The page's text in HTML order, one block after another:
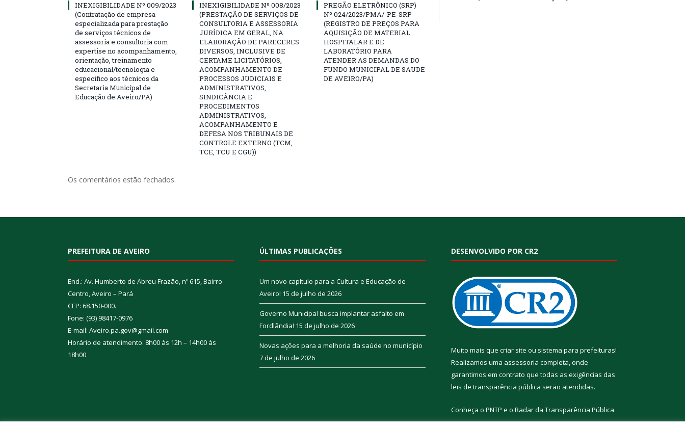
INEXIGIBILIDADE Nº 009/2023
(Contratação de empresa
especializada para prestação
de serviços técnicos de
assessoria e consultoria com
expertise no acompanhamento,
orientação, treinamento
educacional/tecnologia e
especifico aos técnicos da
Secretaria Municipal de
Educação de Aveiro/PA)
INEXIGIBILIDADE Nº 008/2023
(PRESTAÇÃO DE SERVIÇOS DE
CONSULTORIA E ASSESSORIA
JURÍDICA EM GERAL, NA
ELABORAÇÃO DE PARECERES
DIVERSOS, INCLUSIVE DE
CERTAME LICITATÓRIOS,
ACOMPANHAMENTO DE
PROCESSOS JUDICIAIS E
ADMINISTRATIVOS,
SINDICÂNCIA E
PROCEDIMENTOS
ADMINISTRATIVOS,
ACOMPANHAMENTO E
DEFESA NOS TRIBUNAIS DE
CONTROLE EXTERNO (TCM,
TCE, TCU E CGU))
PREGÃO ELETRÔNICO (SRP)
Nº 024/2023/PMA/-PE-SRP
(REGISTRO DE PREÇOS PARA
AQUISIÇÃO DE MATERIAL
HOSPITALAR E DE
LABORATÓRIO PARA
ATENDER AS DEMANDAS DO
FUNDO MUNICIPAL DE SAUDE
DE AVEIRO/PA)
Os comentários estão fechados.
PREFEITURA DE AVEIRO
End.: Av. Humberto de Abreu Frazão, nº 615, Bairro
Centro, Aveiro – Pará
CEP: 68.150-000.
Fone: (93) 98417-0976
E-mail: Aveiro.pa.gov@gmail.com
Horário de atendimento: 8h00 às 12h – 14h00 às
18h00
ÚLTIMAS PUBLICAÇÕES
Um novo capítulo para a Cultura e Educação de
Aveiro! 15 de julho de 2026
Governo Municipal busca implantar asfalto em
Fordlândia! 15 de julho de 2026
Novas ações para a melhoria da saúde no município
7 de julho de 2026
DESENVOLVIDO POR CR2
Muito mais que criar site ou sistema para prefeituras!
Realizamos uma assessoria completa, onde
garantimos em contrato que todas as exigências das
leis de transparência pública serão atendidas.
Conheça o PNTP e o Radar da Transparência Pública